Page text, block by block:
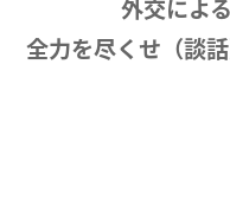
外交による平
全力を尽くせ（談話